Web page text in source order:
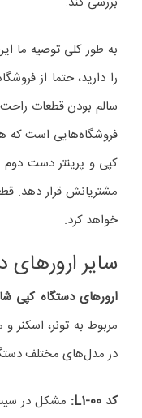
به طور کلی توصیه ما
را دارید، حتما از
سالم بودن قطعات
فروشگاه‌هایی است که
مشتریانش قرار دهد.
خواهد کرد.
سایر
ارورهای دستگاه کپی
مربوط به تونر، اسکنر
در مدل‌های مختلف
کدL1-00
: مشکل در